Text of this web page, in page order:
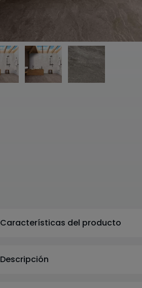
Características del producto
Descripción